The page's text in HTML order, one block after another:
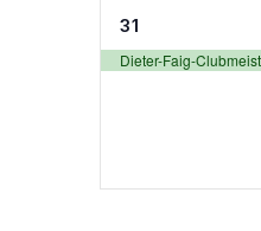
1
31
Dieter-Faig-